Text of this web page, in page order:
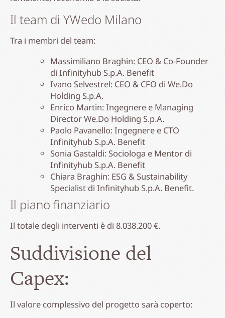
Il team di YWedo Milano
Tra i membri del team:
Massimiliano Braghin: CEO & Co-Founder
di Infinityhub S.p.A. Benefit
Ivano Selvestrel: CEO & CFO di We.Do
Holding S.p.A.
Enrico Martin: Ingegnere e Managing
Director We.Do Holding S.p.A.
Paolo Pavanello: Ingegnere e CTO
Infinityhub S.p.A. Benefit
Sonia Gastaldi: Sociologa e Mentor di
Infinityhub S.p.A. Benefit
Chiara Braghin: ESG & Sustainability
Specialist di Infinityhub S.p.A. Benefit.
Il piano finanziario
Il totale degli interventi è di 8.038.200 €.
Suddivisione del
Capex:
Il valore complessivo del progetto sarà coperto: